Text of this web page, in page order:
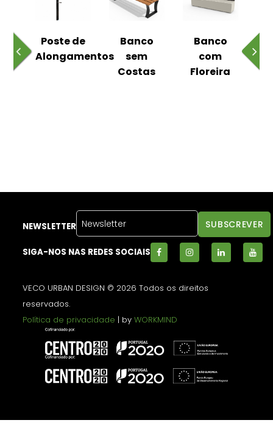
Poste de
Alongamentos
Banco
sem
Costas
Banco
com
Floreira
NEWSLETTER
SIGA-NOS NAS REDES SOCIAIS
VECO URBAN DESIGN © 2026 Todos os direitos
reservados.
Política de privacidade | byWORKMIND